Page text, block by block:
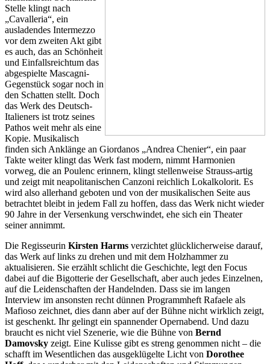
Stelle klingt nach
„Cavalleria“, ein
ausladendes Intermezzo
vor dem zweiten Akt gibt
es auch, das an Schönheit
und Einfallsreichtum das
abgespielte Mascagni-
Gegenstück sogar noch in
den Schatten stellt. Doch
das Werk des Deutsch-
Italieners ist trotz seines
Pathos weit mehr als eine
Kopie. Musikalisch
finden sich Anklänge an Giordanos „Andrea Chenier“, ein paar
Takte weiter klingt das Werk fast modern, nimmt Harmonien
vorweg, die an Poulenc erinnern, klingt stellenweise Strauss-artig
und zeigt mit neapolitanischen Canzoni reichlich Lokalkolorit. Es
wird also allerhand geboten und von der musikalischen Seite aus
betrachtet bleibt in jedem Fall zu hoffen, dass das Werk nicht wieder
90 Jahre in der Versenkung verschwindet, ehe sich ein Theater
seiner annimmt.
Die Regisseurin Kirsten Harms verzichtet glücklicherweise darauf,
das Werk auf links zu drehen und mit dem Holzhammer zu
aktualisieren. Sie erzählt schlicht die Geschichte, legt den Focus
dabei auf die Bigotterie der Gesellschaft, aber auch jedes Einzelnen,
auf die Leidenschaften der Handelnden. Dass sie im langen
Interview im ansonsten recht dünnen Programmheft Rafaele als
Mafioso zeichnet, dies dann aber auf der Bühne nicht wirklich zeigt,
ist geschenkt. Ihr gelingt ein spannender Opernabend. Und dazu
braucht es nicht viel Szenerie, wie die Bühne von Bernd
Damovsky zeigt. Eine Kulisse gibt es streng genommen nicht – die
schafft im Wesentlichen das ausgeklügelte Licht von Dorothee